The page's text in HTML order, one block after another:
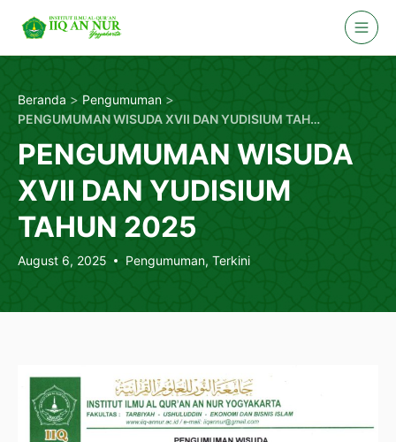
content
Beranda > Pengumuman >
PENGUMUMAN WISUDA XVII DAN YUDISIUM TAHUN 2025
PENGUMUMAN WISUDA
XVII DAN YUDISIUM
TAHUN 2025
August 6, 2025 Pengumuman, Terkini